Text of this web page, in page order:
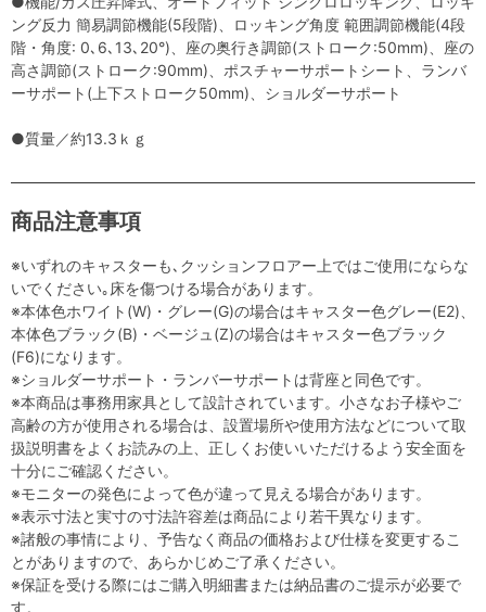
ング反力 簡易調節機能(5段階)、ロッキング角度 範囲調節機能(4段
階・角度: 0､6､13､20°)、座の奥行き調節(ストローク:50mm)、座の
高さ調節(ストローク:90mm)、ポスチャーサポートシート、ランバ
ーサポート(上下ストローク50mm)、ショルダーサポート
●質量／約13.3ｋｇ
商品注意事項
※いずれのキャスターも､クッションフロアー上ではご使用にならな
いでください｡床を傷つける場合があります。
※本体色ホワイト(W)・グレー(G)の場合はキャスター色グレー(E2)、
本体色ブラック(B)・ベージュ(Z)の場合はキャスター色ブラック
(F6)になります。
※ショルダーサポート・ランバーサポートは背座と同色です。
※本商品は事務用家具として設計されています。小さなお子様やご
高齢の方が使用される場合は、設置場所や使用方法などについて取
扱説明書をよくお読みの上、正しくお使いいただけるよう安全面を
十分にご確認ください。
※モニターの発色によって色が違って見える場合があります。
※表示寸法と実寸の寸法許容差は商品により若干異なります。
※諸般の事情により、予告なく商品の価格および仕様を変更するこ
とがありますので、あらかじめご了承ください。
※保証を受ける際にはご購入明細書または納品書のご提示が必要で
す。